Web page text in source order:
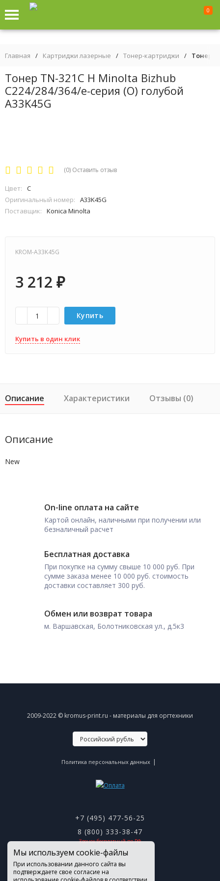
0
Главная / Картриджи лазерные / Тонер-картриджи / Тонер
Тонер TN-321С H Minolta Bizhub
C224/284/364/e-серия (О) голубой
A33K45G
(0) Оставить отзыв
Цвет:
C
Оригинальный номер:
A33K45G
Поставщик:
Konica Minolta
KROM-A33K45G
3 212 ₽
Купить
Купить в один клик
Описание Характеристики Отзывы (0)
Описание
New
On-line оплата на сайте
Картой онлайн, наличными при получении или
безналичный расчет
Бесплатная доставка
При покупке на сумму свыше 10 000 руб. При
сумме заказа менее 10 000 руб. стоимость
доставки составляет 300 руб.
Обмен или возврат товара
м. Варшавская, Болотниковская ул., д.5к3
2009-2022 © kromus-print.ru - материалы для оргтехники
Политика персональных данных |
+7 (495) 477-56-25
8 (800) 333-38-47
Звонок бесплатный по РФ
Мы используем cookie-файлы
При использовании данного сайта вы
подтверждаете свое согласие на